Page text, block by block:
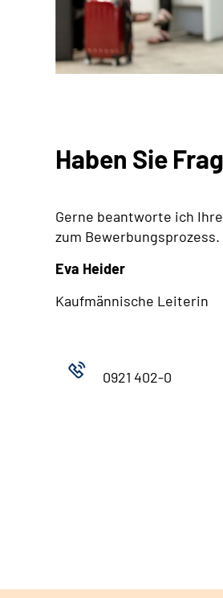
Haben Sie
Gerne beantworte ich
zum Bewerbungsprozess.
Eva Heider
Kaufmännische Leiterin
0921 402-0